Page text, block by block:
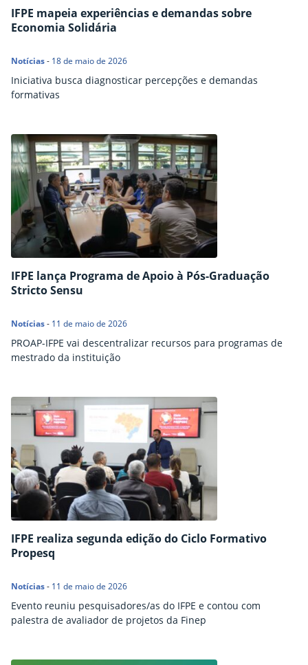
IFPE mapeia experiências e demandas sobre
Economia Solidária
Notícias- 18 de maio de 2026
Iniciativa busca diagnosticar percepções e demandas
formativas
IFPE lança Programa de Apoio à Pós-Graduação
Stricto Sensu
Notícias- 11 de maio de 2026
PROAP-IFPE vai descentralizar recursos para programas de
mestrado da instituição
IFPE realiza segunda edição do Ciclo Formativo
Propesq
Notícias- 11 de maio de 2026
Evento reuniu pesquisadores/as do IFPE e contou com
palestra de avaliador de projetos da Finep